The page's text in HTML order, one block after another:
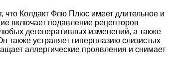
что Колдакт Флю Плюс имеет длительное и
включает подавление рецепторов
дегенеративных изменений, а также
устраняет гиперплазию слизистых
аллергические проявления и снимает